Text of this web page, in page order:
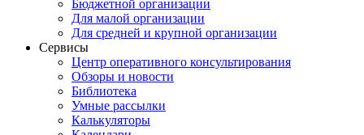
Бюджетной организации
Для малой организации
Для средней и крупной организации
Сервисы
Центр оперативного консультирования
Обзоры и новости
Библиотека
Умные рассылки
Калькуляторы